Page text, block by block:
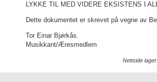
LYKKE TIL MED VIDERE EKSISTENS I
Dette dokumentet er skrevet på vegne av
Tor Einar Bjørkås.
Musikkant/Æresmedlem
Nettside